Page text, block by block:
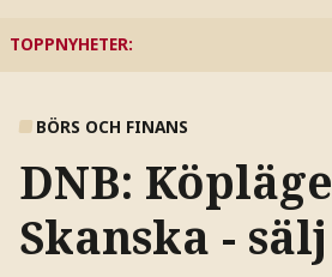
TOPPNYHETER:
BÖRS OCH FINANS
DNB:
Skanska -